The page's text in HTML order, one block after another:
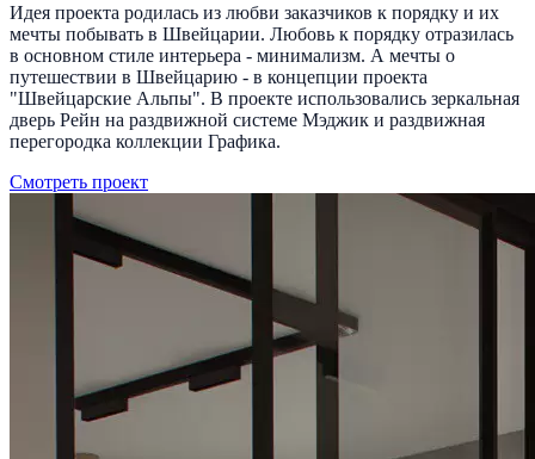
Идея проекта родилась из любви заказчиков к порядку и их
мечты побывать в Швейцарии. Любовь к порядку отразилась
в основном стиле интерьера - минимализм. А мечты о
путешествии в Швейцарию - в концепции проекта
"Швейцарские Альпы". В проекте использовались зеркальная
дверь Рейн на раздвижной системе Мэджик и раздвижная
перегородка коллекции Графика.
Смотреть проект